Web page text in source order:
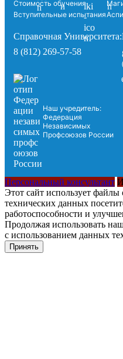
Стоимость обучения
Вступительные испытания
Справочная Университета:
8 (812) 269-57-58
Наш учредитель:
Федерация
Независимых
Профсоюзов России
Персональный консультант
Этот сайт использует файлы
технических данных
работоспособности и
Продолжая использовать
с использованием данных
Принять